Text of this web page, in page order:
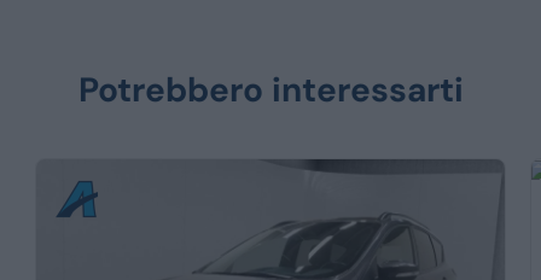
Potrebbero interessarti